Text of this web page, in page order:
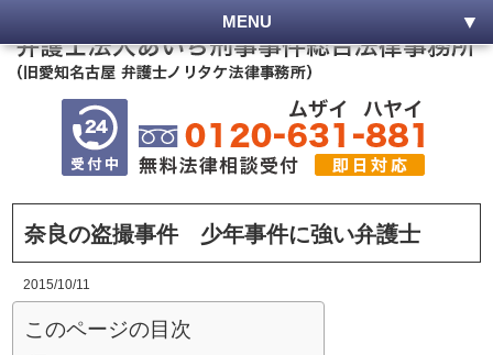
MENU
奈良の盗撮事件 少年事件に強い弁護士
2015/10/11
このページの目次